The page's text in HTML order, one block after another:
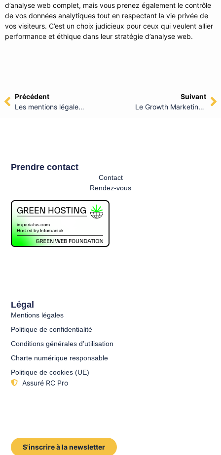
d’analyse web complet, mais vous prenez également le contrôle
de vos données analytiques tout en respectant la vie privée de
vos visiteurs. C’est un choix judicieux pour ceux qui veulent allier
performance et éthique dans leur stratégie d’analyse web.
Précédent
Les mentions légales d’un site internet : obligations et bonnes pratiques
Suivant
Le Growth Marketing : entre innovation et préoccupations éthiques
S'inscrire à la newsletter
Légal
Mentions légales
Politique de confidentialité
Conditions générales d’utilisation
Charte numérique responsable
Politique de cookies (UE)
Assuré RC Pro
Prendre contact
Contact
Rendez-vous